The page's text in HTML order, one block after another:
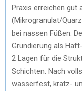
Praxis erreichen gut
(Mikrogranulat/
bei nassen Füßen.
Grundierung als
2 Lagen für die
Schichten. Nach
wasserfest, kratz-